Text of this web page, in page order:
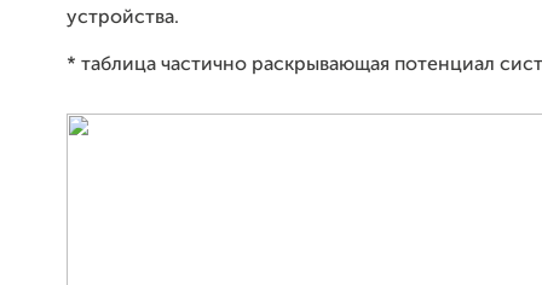
устройства.
* таблица частично раскрывающая потенциал